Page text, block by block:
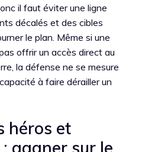
il faut éviter une ligne
décalés et des cibles
le plan. Même si une
offrir un accès direct au
la défense ne se mesure
à faire dérailler un
héros et
gagner sur le